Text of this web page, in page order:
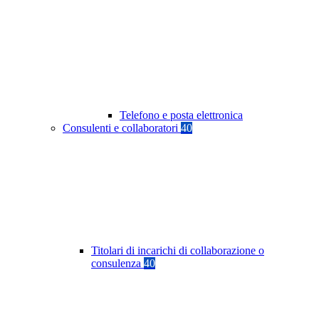
Telefono e posta elettronica
Consulenti e collaboratori 40
Titolari di incarichi di collaborazione o
consulenza 40